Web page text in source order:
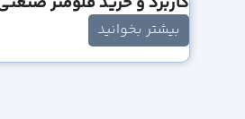
بیشتر بخوانید